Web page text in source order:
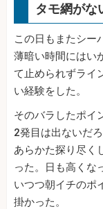
タモ網がな
この日もまたシー
薄暗い時間にはい
て止められずライ
い経験をした。
そのバラしたポイ
2発目は出ないだ
あらかた探り尽く
った。日も高くな
いつつ朝イチのポ
掛かった。